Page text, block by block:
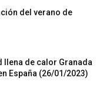
del verano de
llena de calor Granada
España (26/01/2023)